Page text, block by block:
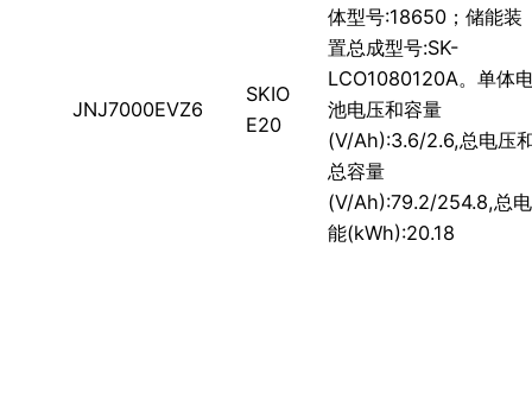
JNJ7000EVZ6
SKIO
E20
体型号:18650；储能装
置总成型号:SK-
LCO1080120A。单体
池电压和容量
(V/Ah):3.6/2.6,总电压
总容量
(V/Ah):79.2/254.8,总电
能(kWh):20.18